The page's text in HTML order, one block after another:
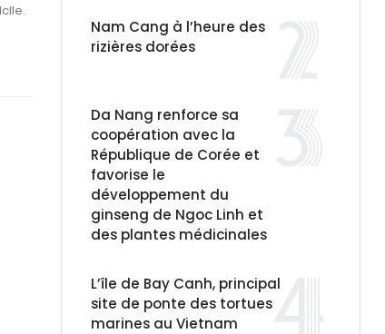
Nam Cang à l’heure des
rizières dorées
Da Nang renforce sa
coopération avec la
République de Corée et
favorise le
développement du
ginseng de Ngoc Linh et
des plantes médicinales
L’île de Bay Canh, principal
site de ponte des tortues
marines au Vietnam